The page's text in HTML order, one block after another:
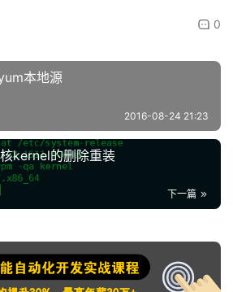
0
本地源
2016-08-24 21:23
kernel的删除重装
下一篇